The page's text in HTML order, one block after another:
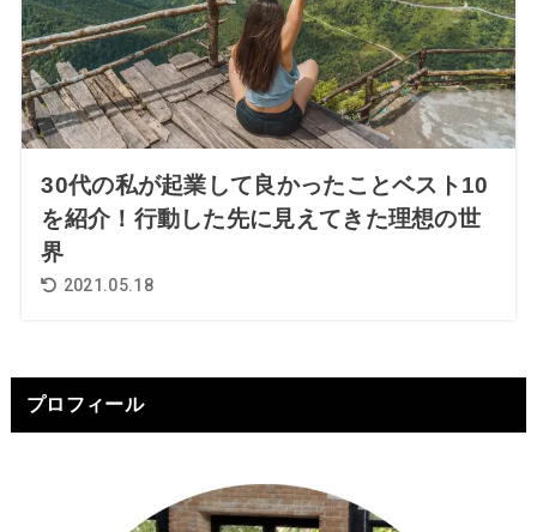
30代の私が起業して良かったことベスト10
を紹介！行動した先に見えてきた理想の世
界
2021.05.18
プロフィール